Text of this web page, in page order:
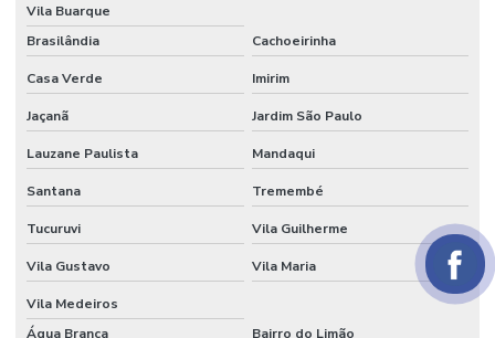
Papel seda branco
Papel seda dourado
Papel veludo
Papel veludo onde comprar
Papel veludo valor
Preço do tecido veludo
Preço do veludo por metro
Vila Buarque
Brasilândia
Cachoeirinha
Casa Verde Imirim
Jaçanã Jardim São Paulo
Lauzane Paulista Mandaqui
Santana Tremembé
Tucuruvi Vila Guilherme
Vila Gustavo Vila Maria
Vila Medeiros
Água Branca
Bairro do Limão